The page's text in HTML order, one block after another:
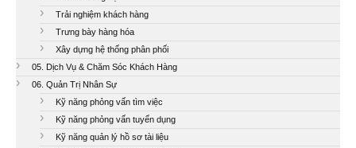
Trải nghiệm khách hàng
Trưng bày hàng hóa
Xây dựng hệ thống phân phối
05. Dịch Vụ & Chăm Sóc Khách Hàng
06. Quản Trị Nhân Sự
Kỹ năng phỏng vấn tìm việc
Kỹ năng phỏng vấn tuyển dụng
Kỹ năng quản lý hồ sơ tài liệu